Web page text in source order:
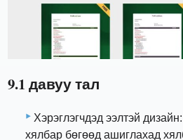
9.1 давуу тал
Хэрэглэгчдэд ээлтэй
хялбар бөгөөд ашиглахад